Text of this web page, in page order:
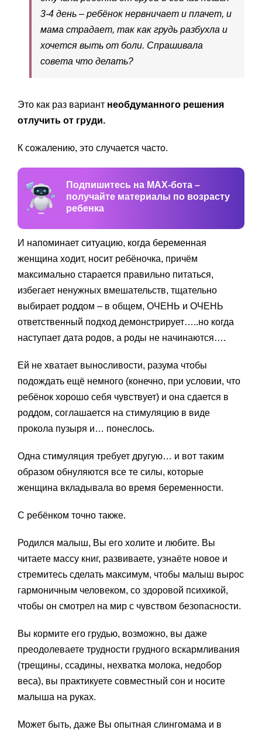
3-4 день – ребёнок нервничает и плачет, и
мама страдает, так как грудь разбухла и
хочется выть от боли. Спрашивала
совета что делать?
Это как раз вариант необдуманного решения
отлучить от груди.
К сожалению, это случается часто.
Подпишитесь на MAX-бота –
получайте материалы по возрасту
ребенка
И напоминает ситуацию, когда беременная
женщина ходит, носит ребёночка, причём
максимально старается правильно питаться,
избегает ненужных вмешательств, тщательно
выбирает роддом – в общем, ОЧЕНЬ и ОЧЕНЬ
ответственный подход демонстрирует…..но когда
наступает дата родов, а роды не начинаются….
Ей не хватает выносливости, разума чтобы
подождать ещё немного (конечно, при условии, что
ребёнок хорошо себя чувствует) и она сдается в
роддом, соглашается на стимуляцию в виде
прокола пузыря и… понеслось.
Одна стимуляция требует другую… и вот таким
образом обнуляются все те силы, которые
женщина вкладывала во время беременности.
С ребёнком точно также.
Родился малыш, Вы его холите и любите. Вы
читаете массу книг, развиваете, узнаёте новое и
стремитесь сделать максимум, чтобы малыш вырос
гармоничным человеком, со здоровой психикой,
чтобы он смотрел на мир с чувством безопасности.
Вы кормите его грудью, возможно, вы даже
преодолеваете трудности грудного вскармливания
(трещины, ссадины, нехватка молока, недобор
веса), вы практикуете совместный сон и носите
малыша на руках.
Может быть, даже Вы опытная слингомама и в